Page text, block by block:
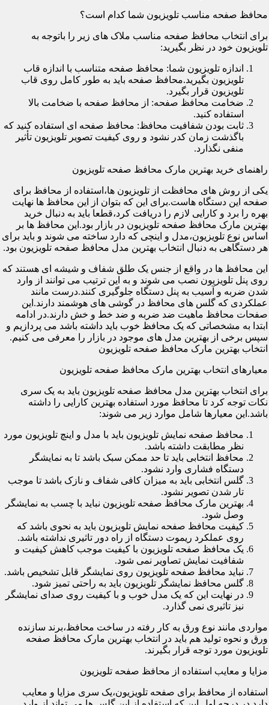
محافظ صفحه مناسب تلویزیون شما کدام است؟
برای انتخاب محافظ صفحه مناسب ملاک های زیر را باتوجه به
تلویزیون خود در نظر بگیرید:
اندازه تلویزیون شما: محافظ صفحه متناسب با اندازه قاب
تلویزیون بگیرید.محافظ صفحه باید به طور کامل روی قاب
تلویزیون قرار بگیرد.
ضخامت محافظ صفحه: از محافظ صفحه با ضخامت بالا
استفاده کنید.
ثابت بودن شفافیت محافظ: محافظ صفحه ای استفاده کنید که
باگذشت زمان کدر نشود و روی کیفیت تصویر تلویزیون تأثیر
منفی نگذارد.
راهنمای خرید بهترین مارک محافظ صفحه تلویزیون
یکی از روش های محافظت از تلویزیون ها،استفاده از محافظ برای
صفحه این دستگاه هاست.برای این که بتوان از این محافظ ها نهایت
بهره را برد و کارایی لازم را دریافت کرد،قطعا باید به دنبال خرید
بهترین مارک محافظ صفحه تلویزیون در بازار بود.این محافظ ها بر
اساس نوع تلویزیون،مدل و اینچی که دارد ساخته می شوند و باید برای
هر دستگاهی به دنبال انتخاب بهترین مدل محافظ صفحه تلویزیون بود.
این محافظ ها در واقع از جنس یک طلق شفاف و شیشه ای هستند که
روی پنل تلویزیون نصب می شوند و به این ترتیب می توانند از وارد
شدن ضربه و آسیب به پنل دستگاه جلوگیری کنند.درست مانند
عملکردی که گلس های محافظ در گوشی های هوشمند دارند.این
صفحات محافظ ماهیت ضد ضربه و ضد خط و خش دارند.در ادامه
ابتدا به مشخصاتی که یک محافظ خوب باید داشته باشد می پردازیم و
سپس برخی از بهترین مدل های موجود در بازار را معرفی می کنیم.
انتخاب بهترین مارک محافظ صفحه تلویزیون
معیارهای انتخاب بهترین مارک محافظ صفحه تلویزیون
برای انتخاب بهترین مدل محافظ صفحه تلویزیون باید به یک سری
نکات توجه کرد تا محافظ مورد استفاده بهترین کارایی را داشته
باشد.این معیارها شامل موارد زیر می شوند:
محافظ صفحه نمایش تلویزیون باید با مدل و اینچ تلویزیون مورد
نظر مطابقت داشته باشد.
محافظ انتخابی باید تا حد ممکن سبک باشد تا به نمایشگر
دستگاه فشاری وارد نشود.
گلس انتخابی باید به میزان کافی شفاف و نازک باشد تا موجب
تار شدن تصویر نشود.
بهترین مارک محافظ صفحه تلویزیون نباید با چسب به نمایشگر
وصل شود.
کیفیت محافظ صفحه نمایش تلویزیون باید به نحوی باشد که
روی عملکرد ریموت دستگاه از راه دور تاثیری نداشته باشد.
یک محافظ صفحه تلویزیون با کیفیت موجب کاهش کیفیت و
شفافیت نمایش تصاویر نمی شود.
نباید محافظ صفحه تلویزیون روی نمایشگر قابل تشخیص باشد.
گلس محافظ نمایشگر تلویزیون باید به راحتی تمیز شود.
در نهایت این که یک مدل خوب و با کیفیت روی صدای نمایشگر
نیز تاثیری نمی گذارد.
مواردی مانند نوع ورق به کار رفته در ساخت محافظ،برند سازنده
ورق و نحوه تولید هم باید در انتخاب بهترین مارک محافظ صفحه
تلویزیون مورد توجه قرار بگیرند.
مزایا و معایب استفاده از محافظ صفحه تلویزیون
استفاده از محافظ برای صفحه تلویزیون،یک سری مزایا و معایب